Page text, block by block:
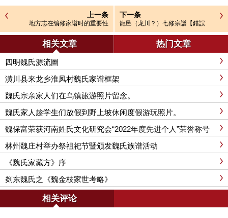
上一条
地方志在编修家谱时的重要性
下一条
龍邑（龙川？）七修宗譜【錯誤
說】
相关文章 热门文章
四明魏氏源流圖
潢川县来龙乡淮凤村魏氏家谱框架
魏氏宗亲家人们在乌镇旅游照片留念。
魏氏家人趁学生们放假到野上坡休闲度假游玩照片。
魏保富荣获河南姓氏文化研究会“2022年度先进个人”荣誉称号
林州魏庄村举办祭祖祀节暨颁发魏氏族谱活动
《魏氏家藏方》序
剡东魏氏之《魏金枝家世考略》
相关评论